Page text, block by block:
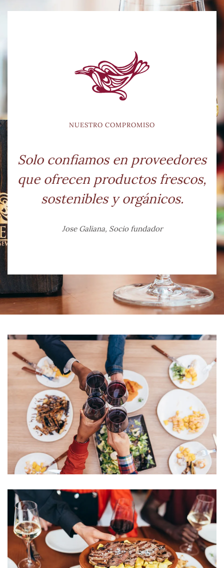
NUESTRO COMPROMISO
Solo confiamos en proveedores
que ofrecen productos frescos,
sostenibles y orgánicos.
Jose Galiana, Socio fundador